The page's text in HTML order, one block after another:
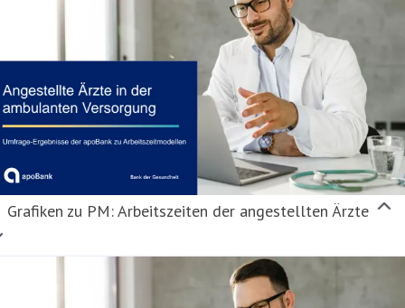
Grafiken zu PM: Arbeitszeiten der angestellten Ärzte